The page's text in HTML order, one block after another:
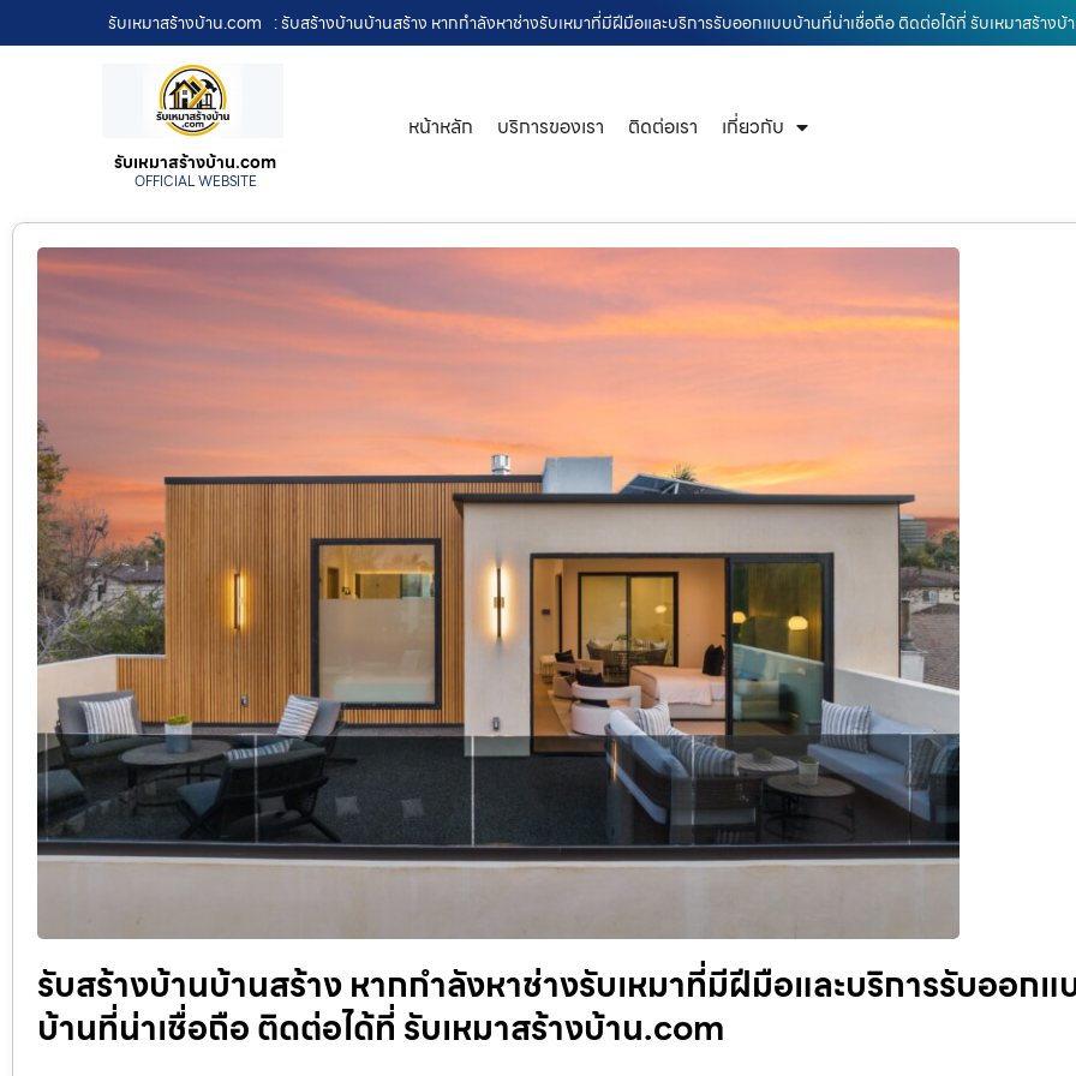
รับเหมาสร้างบ้าน.com : รับสร้างบ้านบ้านสร้าง หากกำลังหาช่างรับเหมาที่มีฝีมือและบริการรับออกแบบบ้านที่น่าเชื่อถือ ติดต่อได้ที่ รับเหมาสร้างบ้
รับเหมาสร้างบ้าน.com
OFFICIAL WEBSITE
หน้าหลัก บริการของเรา ติดต่อเรา เกี่ยวกับ
รับสร้างบ้านบ้านสร้าง หากกำลังหาช่างรับเหมาที่มีฝีมือและบริการรับออกแ
บ้านที่น่าเชื่อถือ ติดต่อได้ที่ รับเหมาสร้างบ้าน.com